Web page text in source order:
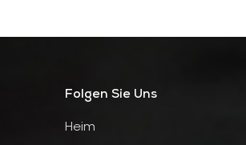
Folgen Sie Uns
Heim